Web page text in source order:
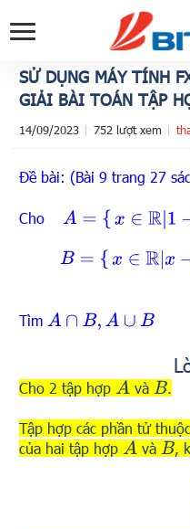
SỬ DỤNG MÁY TÍNH
GIẢI BÀI TOÁN TẬP
14/09/2023 752 lượt xem
Đề bài: (Bài 9 trang 27
Cho A={x ∈ R| 1− 2x≤0 }
B= {x ∈R|x − 2< 0}
Tìm A∩B, A∪B
Cho 2 tập hợp A và B .
Tập hợp các phần tử thuộc
của hai tập hợp A và B ,